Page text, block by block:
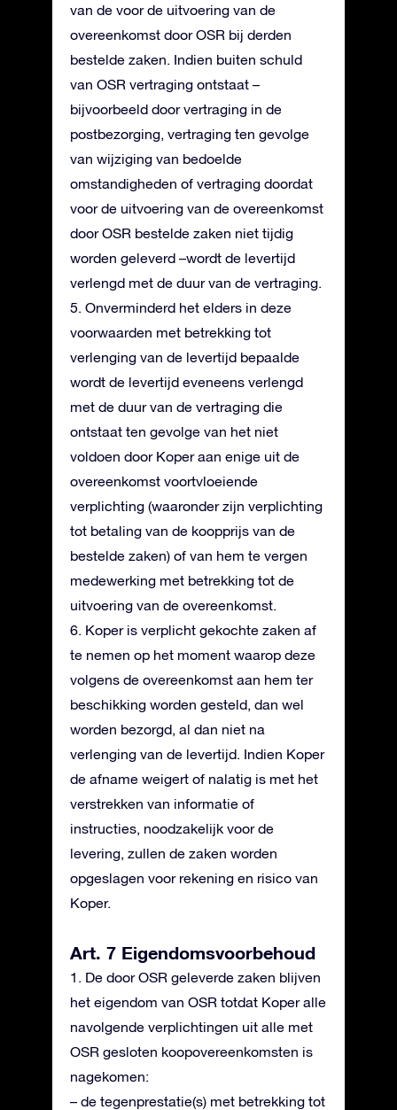
van de voor de uitvoering van de
overeenkomst door OSR bij derden
bestelde zaken. Indien buiten schuld
van OSR vertraging ontstaat –
bijvoorbeeld door vertraging in de
postbezorging, vertraging ten gevolge
van wijziging van bedoelde
omstandigheden of vertraging doordat
voor de uitvoering van de overeenkomst
door OSR bestelde zaken niet tijdig
worden geleverd –wordt de levertijd
verlengd met de duur van de vertraging.
5. Onverminderd het elders in deze
voorwaarden met betrekking tot
verlenging van de levertijd bepaalde
wordt de levertijd eveneens verlengd
met de duur van de vertraging die
ontstaat ten gevolge van het niet
voldoen door Koper aan enige uit de
overeenkomst voortvloeiende
verplichting (waaronder zijn verplichting
tot betaling van de koopprijs van de
bestelde zaken) of van hem te vergen
medewerking met betrekking tot de
uitvoering van de overeenkomst.
6. Koper is verplicht gekochte zaken af
te nemen op het moment waarop deze
volgens de overeenkomst aan hem ter
beschikking worden gesteld, dan wel
worden bezorgd, al dan niet na
verlenging van de levertijd. Indien Koper
de afname weigert of nalatig is met het
verstrekken van informatie of
instructies, noodzakelijk voor de
levering, zullen de zaken worden
opgeslagen voor rekening en risico van
Koper.
Art. 7 Eigendomsvoorbehoud
1. De door OSR geleverde zaken blijven
het eigendom van OSR totdat Koper alle
navolgende verplichtingen uit alle met
OSR gesloten koopovereenkomsten is
nagekomen:
– de tegenprestatie(s) met betrekking tot